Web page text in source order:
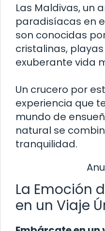
Las Maldivas, un
paradisíacas en
son conocidas
cristalinas,
exuberante vida
Un crucero por
experiencia que
mundo de
natural se
tranquilidad.
La Emoción
en un Viaje